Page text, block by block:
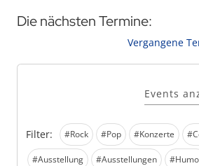
Die nächsten Termine:
Vergangene
Filter: #Rock #Pop #Konzerte
#Ausstellung #Ausstellungen
Events